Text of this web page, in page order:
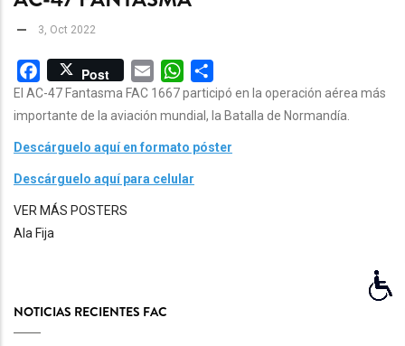
3, Oct 2022
Facebook
Post Email WhatsApp
El AC-47 Fantasma FAC 1667 participó en la operación aérea más
importante de la aviación mundial, la Batalla de Normandía.
Descárguelo aquí en formato póster
Descárguelo aquí para celular
VER MÁS POSTERS
Ala Fija
NOTICIAS RECIENTES FAC